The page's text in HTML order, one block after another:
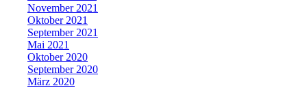
November 2021
Oktober 2021
September 2021
Mai 2021
Oktober 2020
September 2020
März 2020